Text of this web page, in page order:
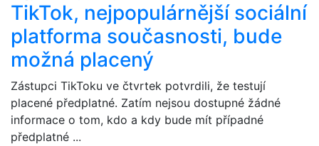
TikTok, nejpopulárnější sociální
platforma současnosti, bude
možná placený
Zástupci TikToku ve čtvrtek potvrdili, že testují
placené předplatné. Zatím nejsou dostupné žádné
informace o tom, kdo a kdy bude mít případné
předplatné ...